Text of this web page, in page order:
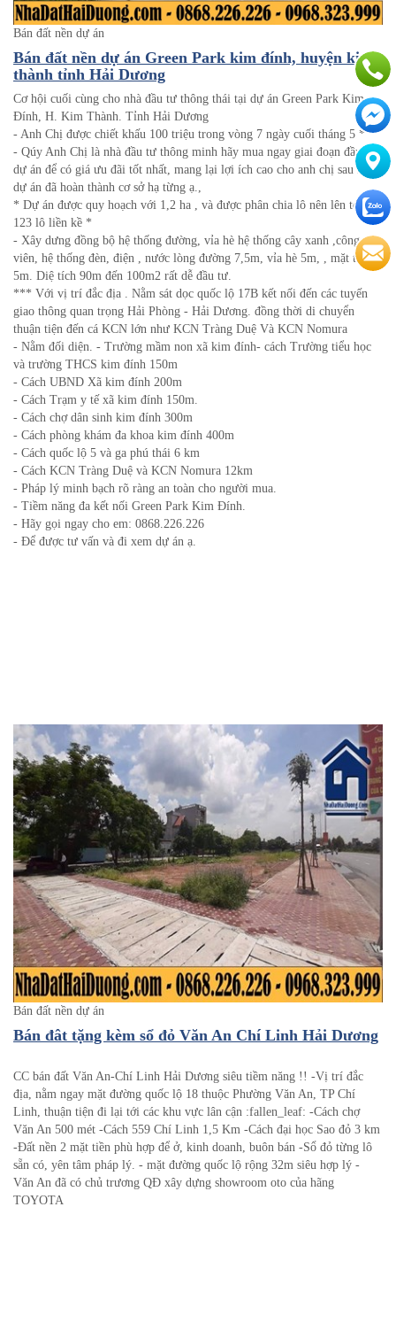
Bán đất nền dự án
Bán đất nền dự án Green Park kim đính, huyện kim
thành tỉnh Hải Dương
Cơ hội cuối cùng cho nhà đầu tư thông thái tại dự án Green Park Kim
Đính, H. Kim Thành. Tỉnh Hải Dương
- Anh Chị được chiết khấu 100 triệu trong vòng 7 ngày cuối tháng 5 *
- Qúy Anh Chị là nhà đầu tư thông minh hãy mua ngay giai đoạn đầu của
dự án để có giá ưu đãi tốt nhất, mang lại lợi ích cao cho anh chị sau khi
dự án đã hoàn thành cơ sở hạ từng ạ.,
* Dự án được quy hoạch với 1,2 ha , và được phân chia lô nên lên tới
123 lô liền kề *
- Xây dưng đồng bộ hệ thống đường, vỉa hè hệ thống cây xanh ,công
viên, hệ thống đèn, điện , nước lòng đường 7,5m, vỉa hè 5m, , mặt tiền
5m. Diệ tích 90m đến 100m2 rất dễ đầu tư.
*** Với vị trí đắc địa . Nằm sát dọc quốc lộ 17B kết nối đến các tuyến
giao thông quan trọng Hải Phòng - Hải Dương. đồng thời di chuyển
thuận tiện đến cá KCN lớn như KCN Tràng Duệ Và KCN Nomura
- Nằm đối diện. - Trường mầm non xã kim đính- cách Trường tiểu học
và trường THCS kim đính 150m
- Cách UBND Xã kim đính 200m
- Cách Trạm y tế xã kim đính 150m.
- Cách chợ dân sinh kim đính 300m
- Cách phòng khám đa khoa kim đính 400m
- Cách quốc lộ 5 và ga phú thái 6 km
- Cách KCN Tràng Duệ và KCN Nomura 12km
- Pháp lý minh bạch rõ ràng an toàn cho người mua.
- Tiềm năng đa kết nối Green Park Kim Đính.
- Hãy gọi ngay cho em: 0868.226.226
- Để được tư vấn và đi xem dự án ạ.
Bán đất nền dự án
Bán đât tặng kèm sổ đỏ Văn An Chí Linh Hải Dương
CC bán đất Văn An-Chí Linh Hải Dương siêu tiềm năng !! -Vị trí đắc
địa, nằm ngay mặt đường quốc lộ 18 thuộc Phường Văn An, TP Chí
Linh, thuận tiện đi lại tới các khu vực lân cận :fallen_leaf: -Cách chợ
Văn An 500 mét -Cách 559 Chí Linh 1,5 Km -Cách đại học Sao đỏ 3 km
-Đất nền 2 mặt tiền phù hợp để ở, kinh doanh, buôn bán -Sổ đỏ từng lô
sẵn có, yên tâm pháp lý. - mặt đường quốc lộ rộng 32m siêu hợp lý -
Văn An đã có chủ trương QĐ xây dựng showroom oto của hãng
TOYOTA